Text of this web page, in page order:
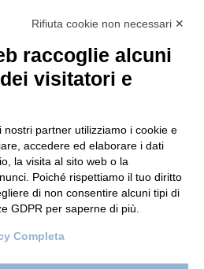
Po.in.tex
2b – 13900 Biella (BI)
Rifiuta cookie non necessari ✕
raccoglie alcuni
visitatori e
partner utilizziamo i cookie e
accedere ed elaborare i dati
la visita al sito web o la
Poiché rispettiamo il tuo diritto
di non consentire alcuni tipi di
GDPR per saperne di più.
Completa